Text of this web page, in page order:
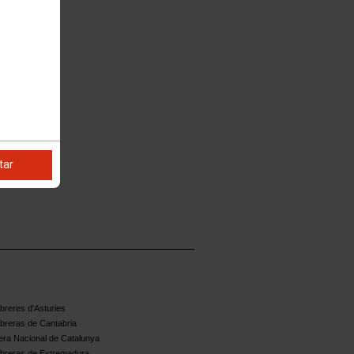
d'Asturies
de Cantabria
Nacional de Catalunya